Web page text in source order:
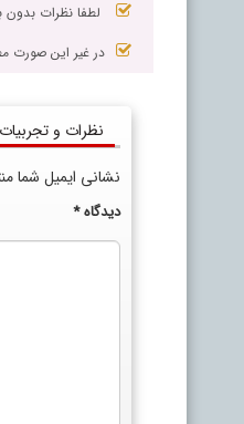
لطفا نظرات بدون
در غیر این صورت
نظرات و
نشانی ایمیل شما
دیدگاه*